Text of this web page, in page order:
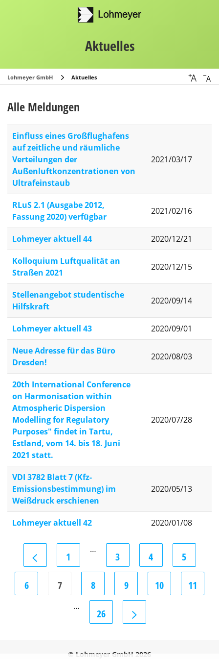
Aktuelles
Lohmeyer GmbH Aktuelles
Alle Meldungen
Einfluss eines Großflughafens
auf zeitliche und räumliche
Verteilungen der
Außenluftkonzentrationen von
Ultrafeinstaub
2021/03/17
RLuS 2.1 (Ausgabe 2012,
Fassung 2020) verfügbar
2021/02/16
Lohmeyer aktuell 44 2020/12/21
Kolloquium Luftqualität an
Straßen 2021
2020/12/15
Stellenangebot studentische
Hilfskraft
2020/09/14
Lohmeyer aktuell 43 2020/09/01
Neue Adresse für das Büro
Dresden!
2020/08/03
20th International Conference
on Harmonisation within
Atmospheric Dispersion
Modelling for Regulatory
Purposes" findet in Tartu,
Estland, vom 14. bis 18. Juni
2021 statt.
2020/07/28
VDI 3782 Blatt 7 (Kfz-
Emissionsbestimmung) im
Weißdruck erschienen
2020/05/13
Lohmeyer aktuell 42 2020/01/08
1
…
3 4 5
6 7 8 9 10 11
…
26
© Lohmeyer GmbH 2026